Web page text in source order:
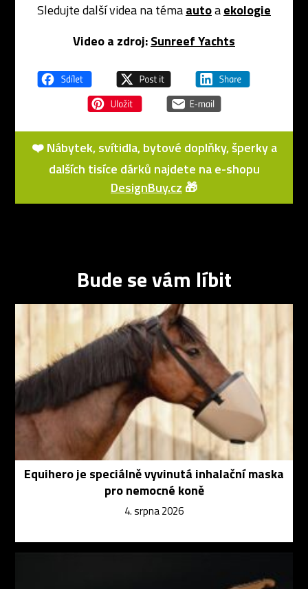
Sledujte další videa na témaautoaekologie
Video a zdroj:Sunreef Yachts
❤️ Nábytek, svítidla, bytové doplňky, šperky a
dalších tisíce dárků najdete na e-shopu
DesignBuy.cz 🎁
Bude se vám líbit
Equihero je speciálně vyvinutá inhalační maska
pro nemocné koně
4. srpna 2026